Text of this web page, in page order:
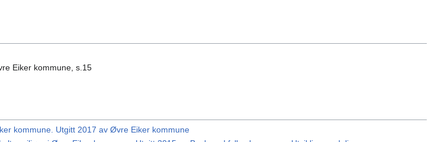
Eiker kommune, s.15
kommune. Utgitt 2017 av Øvre Eiker kommune